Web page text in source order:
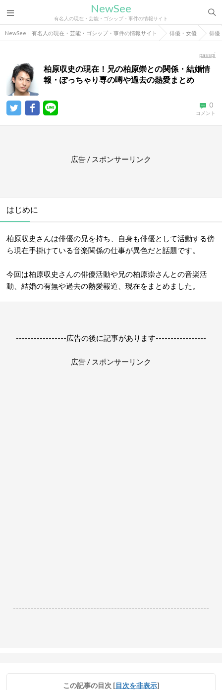
NewSee
有名人の現在・芸能・ゴシップ・事件の情報サイト
NewSee｜有名人の現在・芸能・ゴシップ・事件の情報サイト 俳優・女優 俳優
passpi
柏原収史の現在！兄の柏原崇との関係・結婚情
報・ぽっちゃり専の噂や過去の熱愛まとめ
0
コメント
広告 / スポンサーリンク
はじめに
柏原収史さんは俳優の兄を持ち、自身も俳優として活動する傍
ら現在手掛けている音楽関係の仕事が異色だと話題です。
今回は柏原収史さんの俳優活動や兄の柏原崇さんとの音楽活
動、結婚の有無や過去の熱愛報道、現在をまとめました。
-----------------広告の後に記事があります-----------------
広告 / スポンサーリンク
------------------------------------------------------------------
この記事の目次 [目次を非表示]